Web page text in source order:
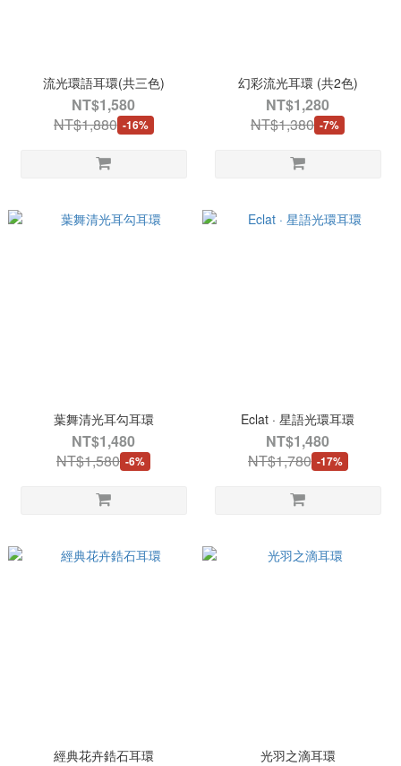
流光環語耳環(共三色)
NT$1,580
NT$1,880 -16%
幻彩流光耳環 (共2色)
NT$1,280
NT$1,380 -7%
葉舞清光耳勾耳環
NT$1,480
NT$1,580 -6%
Eclat · 星語光環耳環
NT$1,480
NT$1,780 -17%
經典花卉鋯石耳環 光羽之滴耳環